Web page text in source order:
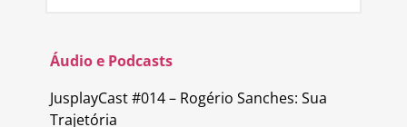
Áudio e Podcasts
JusplayCast #014 – Rogério Sanches: Sua
Trajetória